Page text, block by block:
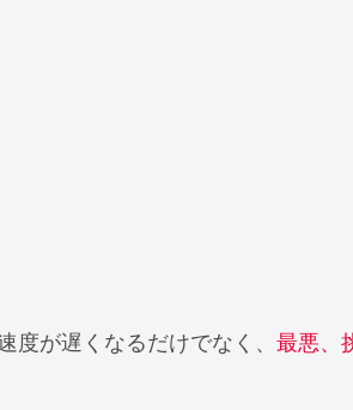
度が遅くなるだけでなく、 最悪、